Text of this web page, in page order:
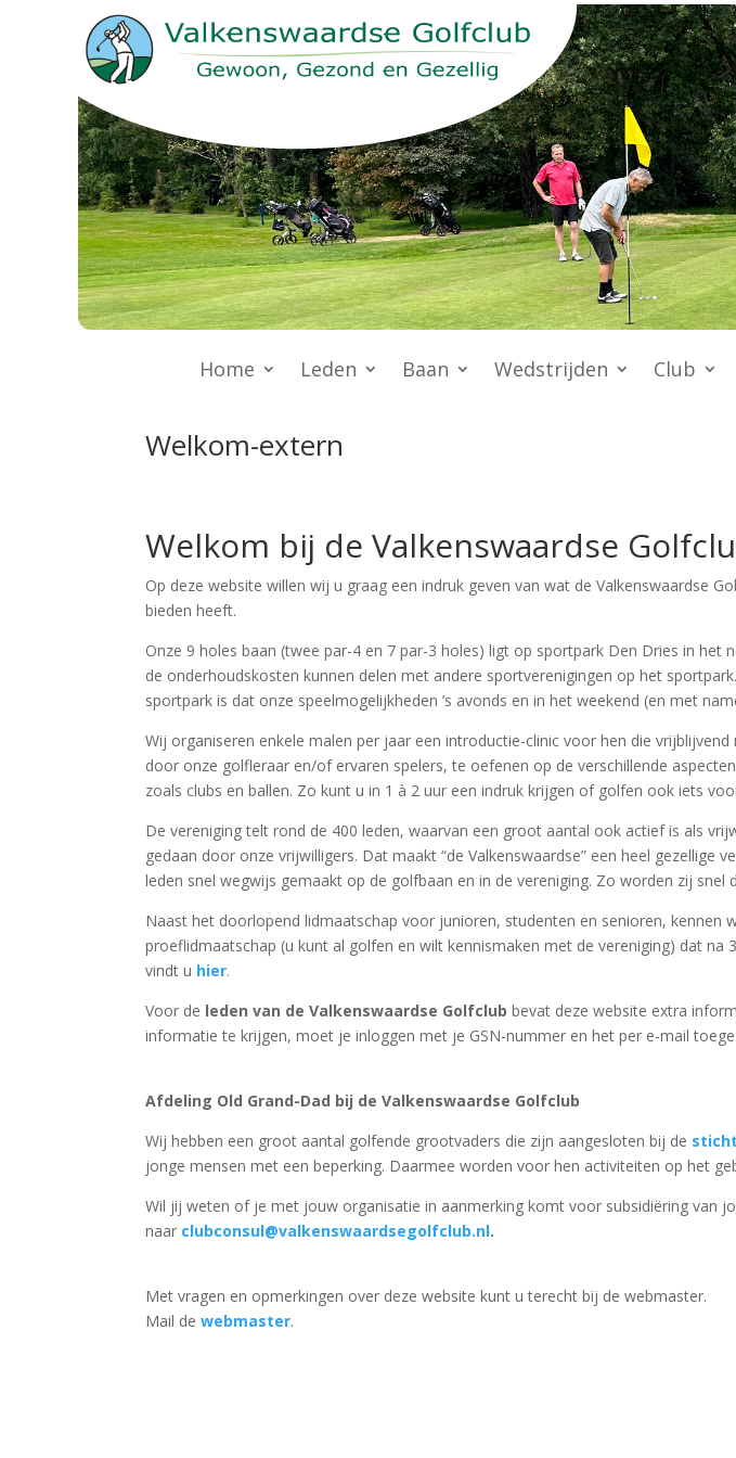
Home Leden Baan Wedstrijden Club
Welkom-extern
Welkom bij de Valkenswaardse
Op deze website willen wij u graag een indruk geven van wat de Valkenswaardse
bieden heeft.
Onze 9 holes baan (twee par-4 en 7 par-3 holes) ligt op sportpark Den Dries in
de onderhoudskosten kunnen delen met andere sportverenigingen op het
sportpark is dat onze speelmogelijkheden ’s avonds en in het weekend (en met
Wij organiseren enkele malen per jaar een introductie-clinic voor hen die
door onze golfleraar en/of ervaren spelers, te oefenen op de verschillende
zoals clubs en ballen. Zo kunt u in 1 à 2 uur een indruk krijgen of golfen ook iets
De vereniging telt rond de 400 leden, waarvan een groot aantal ook actief is als
gedaan door onze vrijwilligers. Dat maakt “de Valkenswaardse” een heel
leden snel wegwijs gemaakt op de golfbaan en in de vereniging. Zo worden zij snel
Naast het doorlopend lidmaatschap voor junioren, studenten en senioren, kennen
proeflidmaatschap (u kunt al golfen en wilt kennismaken met de vereniging) dat
vindt u hier.
Voor de leden van de Valkenswaardse Golfclub bevat deze website extra
informatie te krijgen, moet je inloggen met je GSN-nummer en het per e-mail
Afdeling Old Grand-Dad bij de Valkenswaardse Golfclub
Wij hebben een groot aantal golfende grootvaders die zijn aangesloten bij de
jonge mensen met een beperking. Daarmee worden voor hen activiteiten op het
Wil jij weten of je met jouw organisatie in aanmerking komt voor subsidiëring van
naar clubconsul@valkenswaardsegolfclub.nl.
Met vragen en opmerkingen over deze website kunt u terecht bij de webmaster.
Mail dewebmaster.